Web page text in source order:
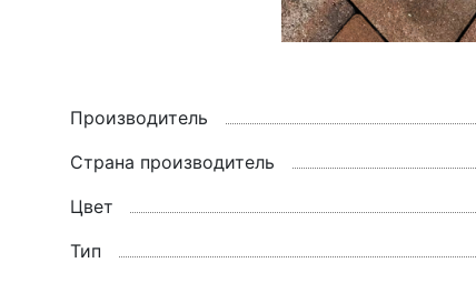
Производитель
Страна производитель
Цвет
Тип